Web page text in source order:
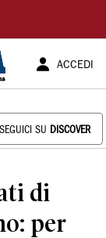
ACCEDI
SEGUICI SU DISCOVER
di
per